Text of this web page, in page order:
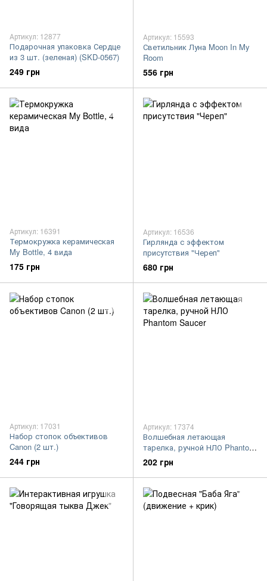
Артикул: 12877
Подарочная упаковка Сердце
из 3 шт. (зеленая) (SKD-0567)
249 грн
Артикул: 15593
Светильник Луна Moon In My
Room
556 грн
Артикул: 16391
Термокружка керамическая
My Bottle, 4 вида
175 грн
Артикул: 16536
Гирлянда с эффектом
присутствия "Череп"
680 грн
Артикул: 17031
Набор стопок объективов
Canon (2 шт.)
244 грн
Артикул: 17374
Волшебная летающая
тарелка, ручной НЛО Phantom
Saucer
202 грн